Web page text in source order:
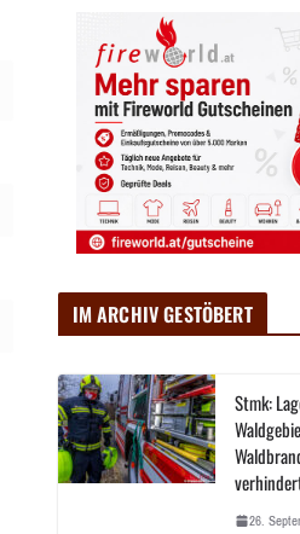
IM ARCHIV GESTÖBERT
Stmk:
26.